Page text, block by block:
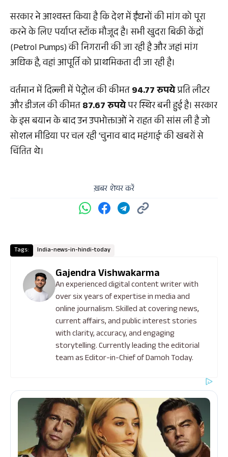
सरकार ने आश्वस्त किया है कि देश में ईंधनों की मांग को पूरा
करने के लिए पर्याप्त स्टॉक मौजूद है। सभी खुदरा बिक्री केंद्रों
(Petrol Pumps) की निगरानी की जा रही है और जहां मांग
अधिक है, वहां आपूर्ति को प्राथमिकता दी जा रही है।
वर्तमान में दिल्ली में पेट्रोल की कीमत94.77 रुपयेप्रति लीटर
और डीजल की कीमत87.67 रुपयेपर स्थिर बनी हुई है। सरकार
के इस बयान के बाद उन उपभोक्ताओं ने राहत की सांस ली है जो
सोशल मीडिया पर चल रही 'चुनाव बाद महंगाई' की खबरों से
चिंतित थे।
ख़बर शेयर करें
Tags: India-news-in-hindi-today
Gajendra Vishwakarma
An experienced digital content writer with
over six years of expertise in media and
online journalism. Skilled at covering news,
current affairs, and public interest stories
with clarity, accuracy, and engaging
storytelling. Currently leading the editorial
team as Editor-in-Chief of Damoh Today.